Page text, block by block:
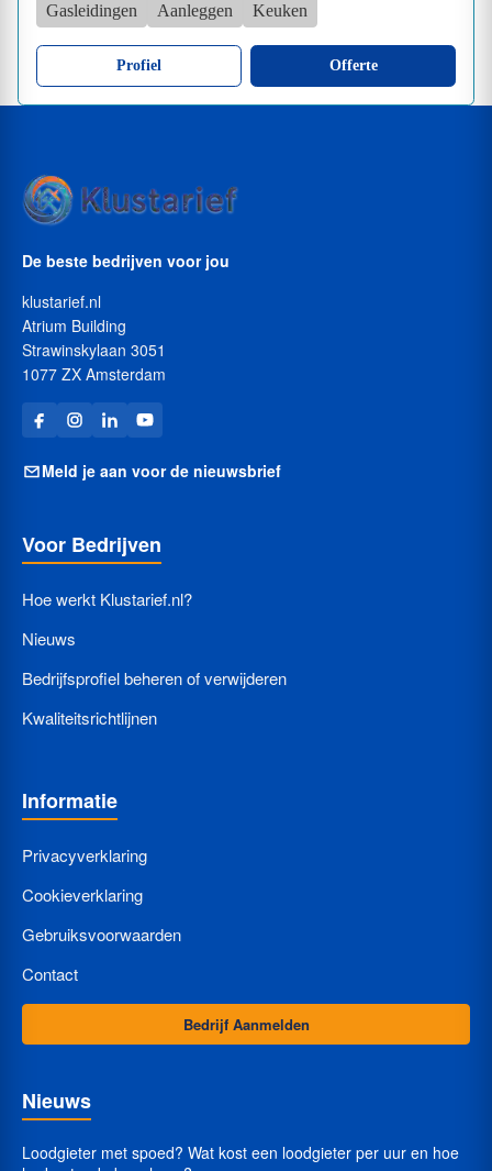
Gasleidingen Aanleggen Keuken
Profiel Offerte
De beste bedrijven voor jou
klustarief.nl
Atrium Building
Strawinskylaan 3051
1077 ZX Amsterdam
Meld je aan voor de nieuwsbrief
Voor Bedrijven
Hoe werkt Klustarief.nl?
Nieuws
Bedrijfsprofiel beheren of verwijderen
Kwaliteitsrichtlijnen
Informatie
Privacyverklaring
Cookieverklaring
Gebruiksvoorwaarden
Contact
Bedrijf Aanmelden
Nieuws
Loodgieter met spoed? Wat kost een loodgieter per uur en hoe